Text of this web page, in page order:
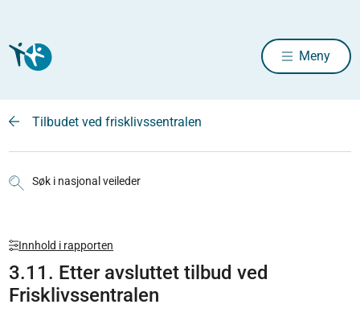
Meny
Tilbudet ved frisklivssentralen
Søk i nasjonal veileder
Innhold i rapporten
3.11. Etter avsluttet tilbud ved
Frisklivssentralen